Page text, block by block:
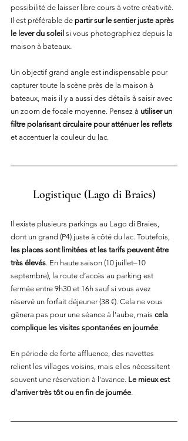
possibilité de laisser libre cours à votre créativité.
Il est préférable de partir sur le sentier juste après
le lever du soleil si vous photographiez depuis la
maison à bateaux.
Un objectif grand angle est indispensable pour
capturer toute la scène près de la maison à
bateaux, mais il y a aussi des détails à saisir avec
un zoom de focale moyenne. Pensez à utiliser un
filtre polarisant circulaire pour atténuer les reflets
et accentuer la couleur du lac.
Logistique (Lago di Braies)
Il existe plusieurs parkings au Lago di Braies,
dont un grand (P4) juste à côté du lac. Toutefois,
les places sont limitées et les tarifs peuvent être
très élevés. En haute saison (10 juillet–10
septembre), la route d’accès au parking est
fermée entre 9h30 et 16h sauf si vous avez
réservé un forfait déjeuner (38 €). Cela ne vous
gênera pas pour une séance à l’aube, mais cela
complique les visites spontanées en journée.
En période de forte affluence, des navettes
relient les villages voisins, mais elles nécessitent
souvent une réservation à l’avance. Le mieux est
d’arriver très tôt ou en fin de journée.